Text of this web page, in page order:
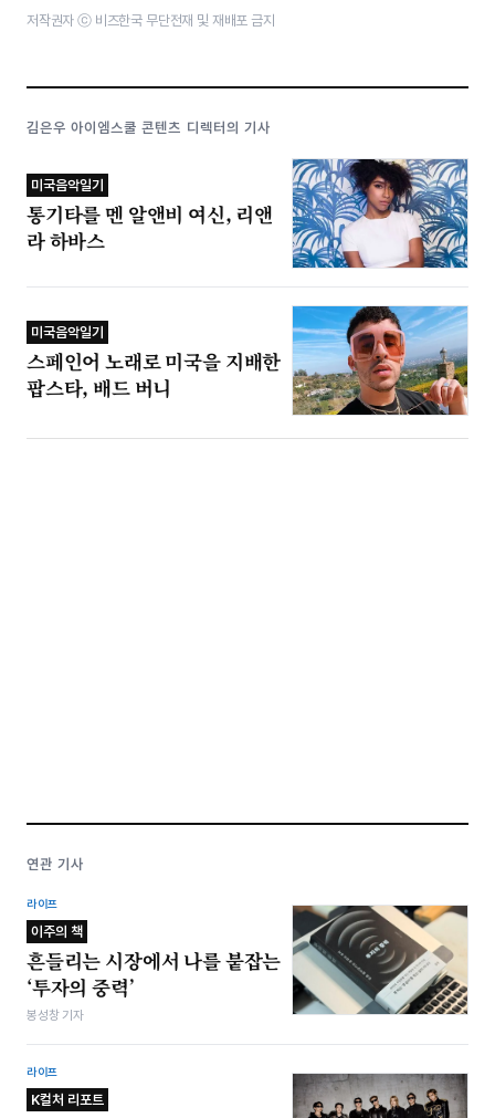
저작권자 ⓒ 비즈한국 무단전재 및 재배포 금지
김은우 아이엠스쿨 콘텐츠 디렉터의 기사
미국음악일기
통기타를 멘 알앤비 여신, 리앤
라 하바스
미국음악일기
스페인어 노래로 미국을 지배한
팝스타, 배드 버니
연관 기사
라이프
이주의 책
흔들리는 시장에서 나를 붙잡는
‘투자의 중력’
봉성창 기자
라이프
K컬처 리포트